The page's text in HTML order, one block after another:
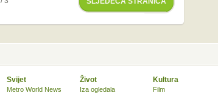
Svijet
Metro World News
Život
Iza ogledala
Kultura
Film